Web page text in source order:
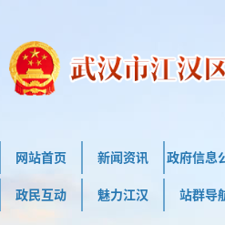
网站首页 新闻资讯 政府信息
政民互动 魅力江汉 站群导